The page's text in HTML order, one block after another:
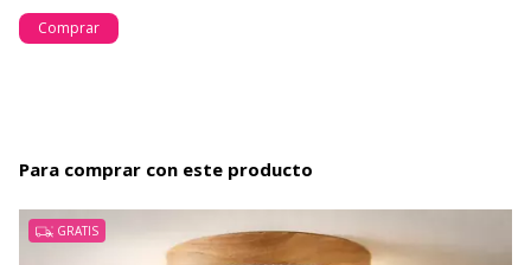
Comprar
Para comprar con este producto
GRATIS